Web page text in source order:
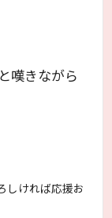
嘆きながら
しければ応援お